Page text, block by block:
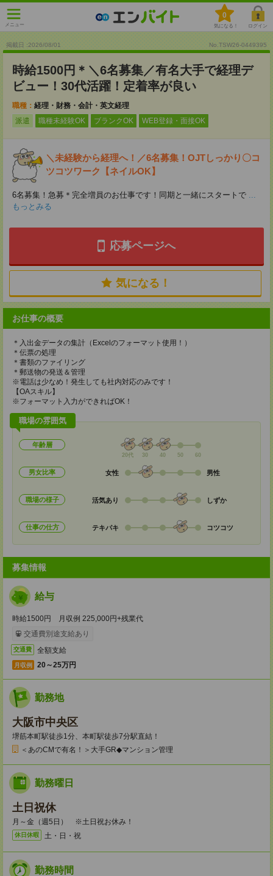
メニュー
0
気になる！ ログイン
掲載日 :2026/08/01 No.TSW26-0449395
時給1500円＊＼6名募集／有名大手で経理デ
ビュー！30代活躍！定着率が良い
職種： 経理・財務・会計・英文経理
派遣
職種未経験OK ブランクOK WEB登録・面接OK
＼未経験から経理へ！／6名募集！OJTしっかり〇コ
ツコツワーク【ネイルOK】
6名募集！急募＊完全増員のお仕事です！同期と一緒にスタートで ...
もっとみる
応募ページへ
気になる！
お仕事の概要
＊入出金データの集計（Excelのフォーマット使用！）
＊伝票の処理
＊書類のファイリング
＊郵送物の発送＆管理
※電話は少なめ！発生しても社内対応のみです！
【OAスキル】
※フォーマット入力ができればOK！
職場の雰囲気
年齢層
20代 30 40 50 60
男女比率 女性 男性
職場の様子 活気あり しずか
仕事の仕方 テキパキ コツコツ
募集情報
給与
時給1500円 月収例 225,000円+残業代
交通費別途支給あり
交通費 全額支給
月収例 20～25万円
勤務地
大阪市中央区
堺筋本町駅徒歩1分、本町駅徒歩7分駅直結！
＜あのCMで有名！＞大手GR◆マンション管理
勤務曜日
土日祝休
月～金（週5日） ※土日祝お休み！
休日休暇 土・日・祝
勤務時間